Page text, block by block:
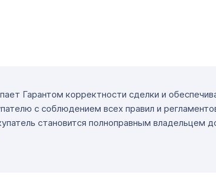
Гарантом корректности сделки и
с соблюдением всех правил и
становится полноправным владельцем